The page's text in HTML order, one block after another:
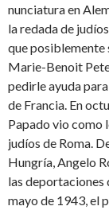
nunciatura en
la redada de
que posiblemente
Marie-Benoit
pedirle ayuda
de Francia. En
Papado vio como
judíos de Roma.
Hungría, Angelo
las deportaciones
mayo de 1943, el